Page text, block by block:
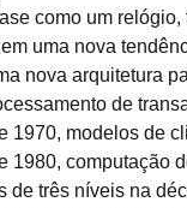
como um relógio,
uma nova
nova arquitetura
de
1970, modelos de
1980, computação
de três níveis na